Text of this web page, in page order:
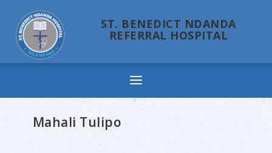
ST. BENEDICT NDANDA
REFERRAL HOSPITAL
Mahali Tulipo